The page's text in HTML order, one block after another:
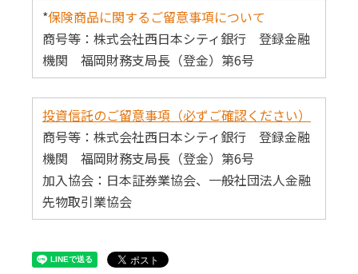
*保険商品に関するご留意事項について
商号等：株式会社西日本シティ銀行 登録金融
機関 福岡財務支局長（登金）第6号
投資信託のご留意事項（必ずご確認ください）
商号等：株式会社西日本シティ銀行 登録金融
機関 福岡財務支局長（登金）第6号
加入協会：日本証券業協会、一般社団法人金融
先物取引業協会